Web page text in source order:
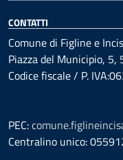
CONTATTI
Comune di Figline e
Piazza del Municipio, 5,
Codice fiscale / P.
PEC:
Centralino unico: